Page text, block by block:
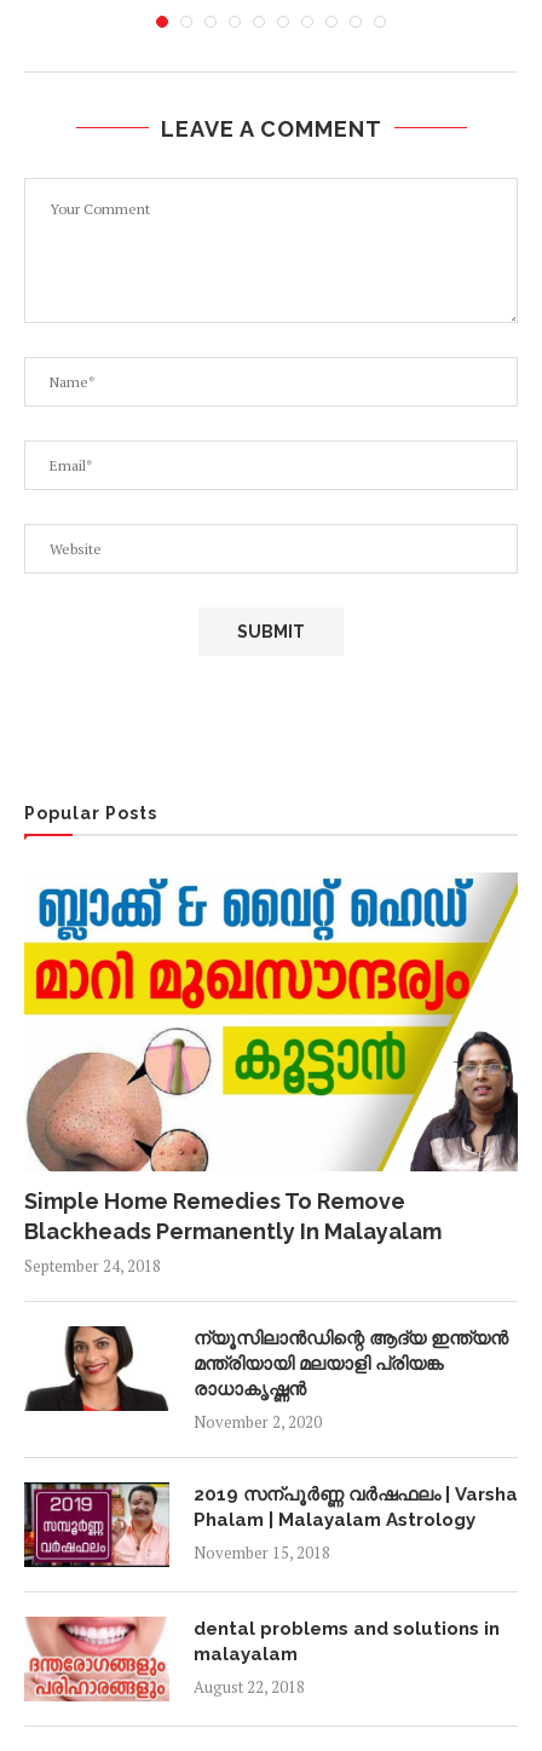
LEAVE A COMMENT
Popular Posts
Simple Home Remedies To Remove
Blackheads Permanently In Malayalam
September 24, 2018
ന്യൂസിലാൻഡിന്റെ ആദ്യ ഇന്ത്യൻ
മന്ത്രിയായി മലയാളി പ്രിയങ്ക
രാധാകൃഷ്ണൻ
November 2, 2020
2019 സന്പൂർണ്ണ വർഷഫലം | Varsha
Phalam | Malayalam Astrology
November 15, 2018
dental problems and solutions in
malayalam
August 22, 2018